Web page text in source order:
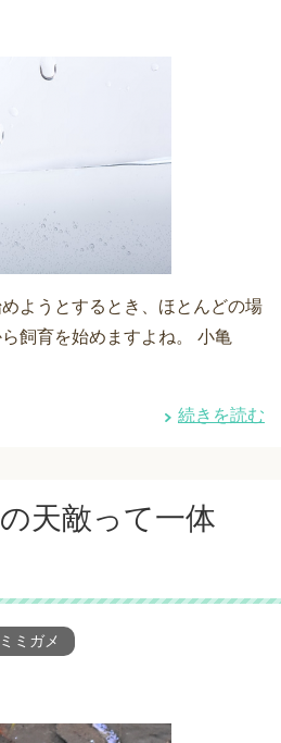
ようとするとき、ほとんどの場
飼育を始めますよね。 小亀
続きを読む
天敵って一体
ミガメ